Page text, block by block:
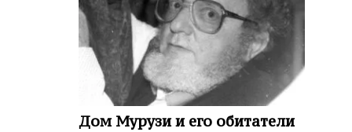
Дом Мурузи и его обитатели